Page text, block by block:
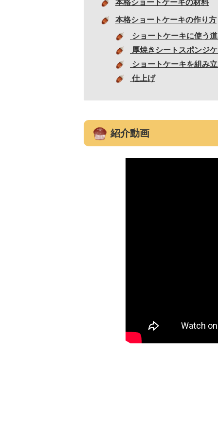
本格ショートケーキの材料
本格ショートケーキの作り方
ショートケーキに使う
厚焼きシートスポンジ
ショートケーキを組み
仕上げ
紹介動画